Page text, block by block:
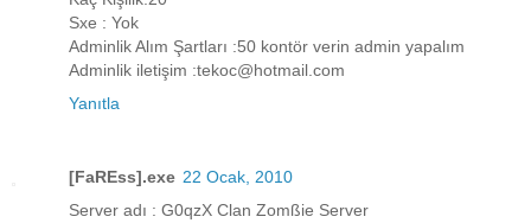
Sxe : Yok
Adminlik Alım Şartları :50 kontör verin admin yapalım
Adminlik iletişim :tekoc@hotmail.com
Yanıtla
[FaREss].exe 22 Ocak, 2010
Server adı : G0qzX Clan Zomßie Server